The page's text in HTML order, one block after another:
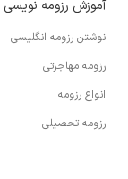
آموزش رزومه نویسی
نوشتن رزومه انگلیسی
رزومه مهاجرتی
انواع رزومه
رزومه تحصیلی